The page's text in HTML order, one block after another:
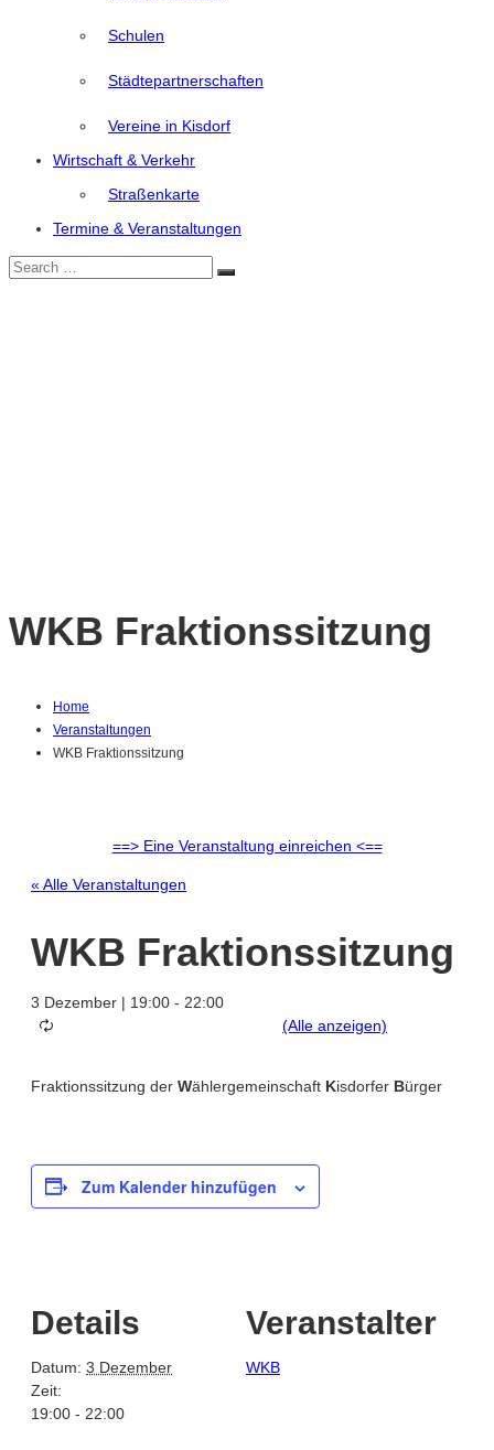
Schulen
Städtepartnerschaften
Vereine in Kisdorf
Wirtschaft & Verkehr
Straßenkarte
Termine & Veranstaltungen
Search
Search
WKB Fraktionssitzung
Home
Veranstaltungen
WKB Fraktionssitzung
==> Eine Veranstaltung einreichen <==
« Alle Veranstaltungen
WKB Fraktionssitzung
3 Dezember | 19:00 - 22:00
Fraktionssitzung der Wählergemeinschaft Kisdorfer Bürger
Zum Kalender hinzufügen
Details
Datum: 3 Dezember
Zeit:
19:00 - 22:00
Veranstalter
WKB